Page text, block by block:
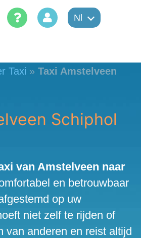
Nl
Taxi » Taxi Amstelveen
Schiphol
van Amstelveen naar
en betrouwbaar
op uw
niet zelf te rijden of
van anderen en reist altijd